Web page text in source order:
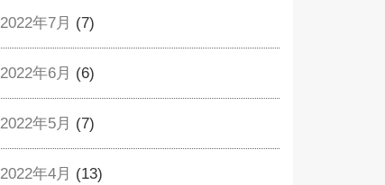
2022年7月 (7)
2022年6月 (6)
2022年5月 (7)
2022年4月 (13)